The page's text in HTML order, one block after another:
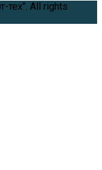
тех". All rights